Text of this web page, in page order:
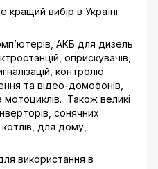
вибір в Україні
АКБ для дизель
оприскувачів,
контролю
та відео-домофонів,
мотоциклів. Також великі
сонячних
для дому,
використання в